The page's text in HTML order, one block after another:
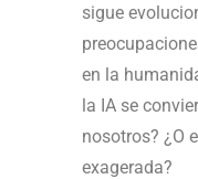
sigue
en la
la IA se
nosotros? ¿O
exagerada?